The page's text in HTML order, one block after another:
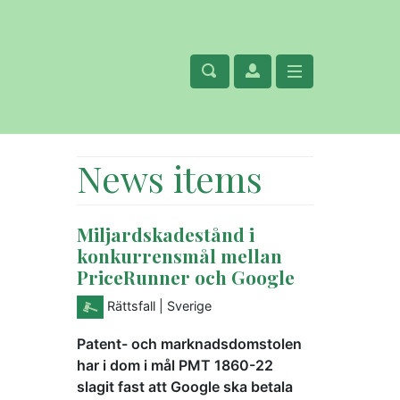
News items
Miljardskadestånd i
konkurrensmål mellan
PriceRunner och Google
Rättsfall | Sverige
Patent- och marknadsdomstolen
har i dom i mål PMT 1860-22
slagit fast att Google ska betala